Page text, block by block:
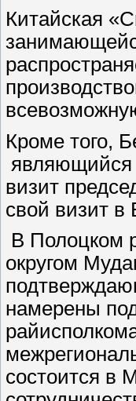
Китайская
Кроме того,
являющийся
визит
свой визит в
В Полоцком
округом
намерены
состоится в